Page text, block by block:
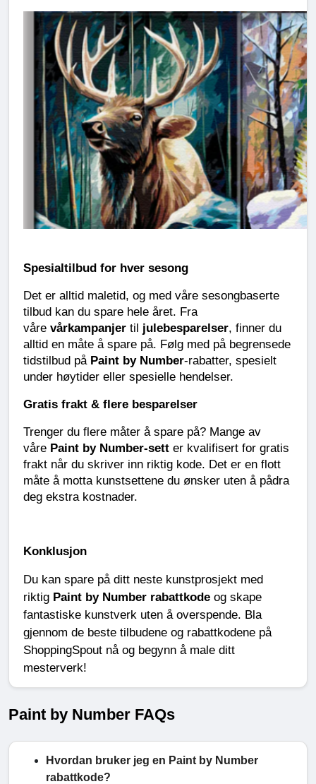
Spesialtilbud for hver sesong
Det er alltid maletid, og med våre sesongbaserte
tilbud kan du spare hele året. Fra
våre vårkampanjer til julebesparelser, finner du
alltid en måte å spare på. Følg med på begrensede
tidstilbud på Paint by Number-rabatter, spesielt
under høytider eller spesielle hendelser.
Gratis frakt & flere besparelser
Trenger du flere måter å spare på? Mange av
våre Paint by Number-sett er kvalifisert for gratis
frakt når du skriver inn riktig kode. Det er en flott
måte å motta kunstsettene du ønsker uten å pådra
deg ekstra kostnader.
Konklusjon
Du kan spare på ditt neste kunstprosjekt med
riktig Paint by Number rabattkode og skape
fantastiske kunstverk uten å overspende. Bla
gjennom de beste tilbudene og rabattkodene på
ShoppingSpout nå og begynn å male ditt
mesterverk!
Paint by Number FAQs
Hvordan bruker jeg en Paint by Number
rabattkode?